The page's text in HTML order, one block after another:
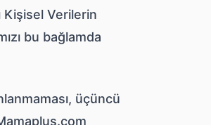
Kişisel Verilerin
bu bağlamda
üçüncü